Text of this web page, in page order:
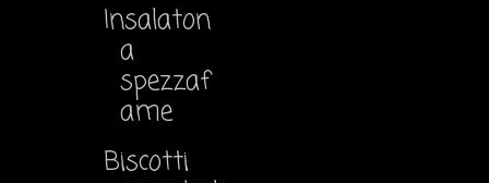
Insalaton
a
spezzaf
ame
Biscotti